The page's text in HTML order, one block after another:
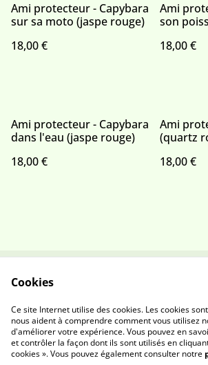
Ami protecteur - Capybara
sur sa moto (jaspe rouge)
18,00 €
Ami
son
18,00 €
Ami protecteur - Capybara
dans l'eau (jaspe rouge)
18,00 €
Ami
(quartz
18,00 €
Politique de
confidentialité
Cookies
Ce site Internet utilise des cookies. Les cookies
nous aident à comprendre comment vous utilisez
d'améliorer votre expérience. Vous pouvez en
et contrôler la façon dont ils sont utilisés en
cookies ». Vous pouvez également consulter notre